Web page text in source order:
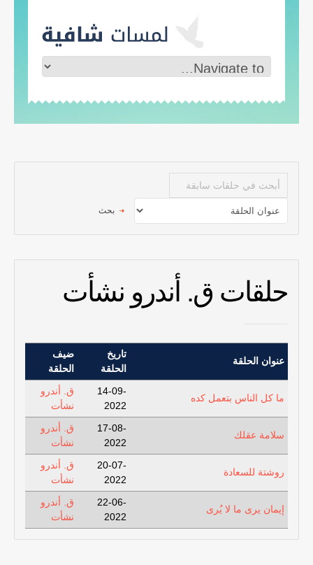
حلقات ق. أندرو نشأت
عنوان الحلقة
تاريخ
الحلقة
ضيف
الحلقة
ما كل الناس بتعمل كده
14-09-
2022
ق. أندرو
نشأت
سلامة عقلك
17-08-
2022
ق. أندرو
نشأت
روشتة للسعادة
20-07-
2022
ق. أندرو
نشأت
إيمان يرى ما لا يُرى
22-06-
2022
ق. أندرو
نشأت